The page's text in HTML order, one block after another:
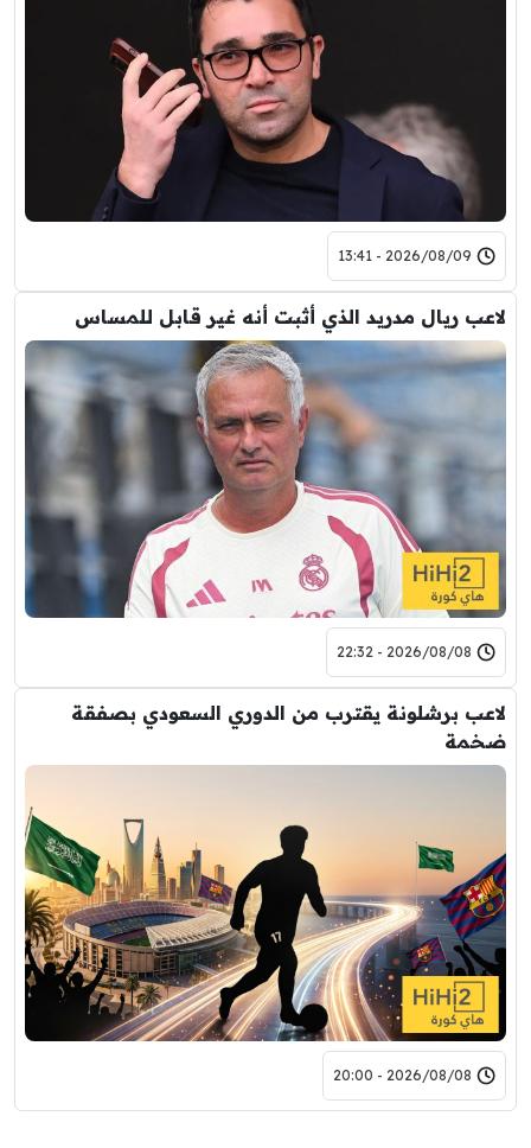
2026/08/09 - 13:41
لاعب ريال مدريد الذي أثبت أنه غير قابل للمساس
2026/08/08 - 22:32
لاعب برشلونة يقترب من الدوري السعودي بصفقة
ضخمة
2026/08/08 - 20:00